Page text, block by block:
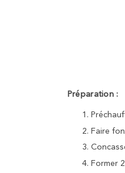
Préparation :
Faire
Former